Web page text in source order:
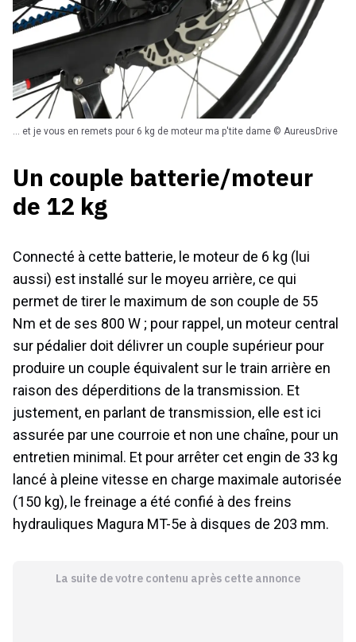
... et je vous en remets pour 6 kg de moteur ma p'tite dame © AureusDrive
Un couple batterie/moteur
de 12 kg
Connecté à cette batterie, le moteur de 6 kg (lui
aussi) est installé sur le moyeu arrière, ce qui
permet de tirer le maximum de son couple de 55
Nm et de ses 800 W ; pour rappel, un moteur central
sur pédalier doit délivrer un couple supérieur pour
produire un couple équivalent sur le train arrière en
raison des déperditions de la transmission. Et
justement, en parlant de transmission, elle est ici
assurée par une courroie et non une chaîne, pour un
entretien minimal. Et pour arrêter cet engin de 33 kg
lancé à pleine vitesse en charge maximale autorisée
(150 kg), le freinage a été confié à des freins
hydrauliques Magura MT-5e à disques de 203 mm.
La suite de votre contenu après cette annonce